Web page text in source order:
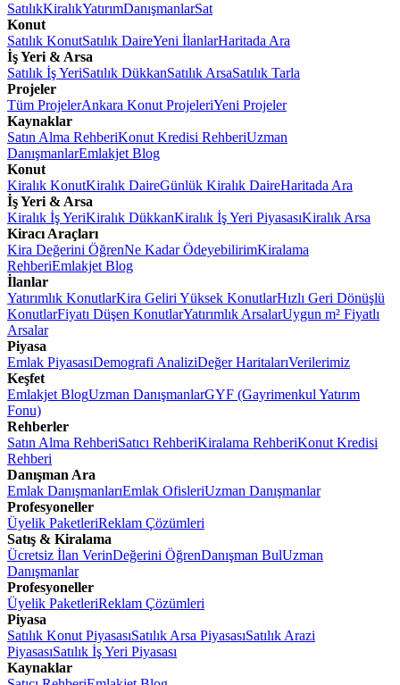
SatılıkKiralıkYatırımDanışmanlarSat
Konut
Satılık KonutSatılık DaireYeni İlanlarHaritada Ara
İş Yeri & Arsa
Satılık İş YeriSatılık DükkanSatılık ArsaSatılık Tarla
Projeler
Tüm ProjelerAnkara Konut ProjeleriYeni Projeler
Kaynaklar
Satın Alma RehberiKonut Kredisi RehberiUzman
DanışmanlarEmlakjet Blog
Konut
Kiralık KonutKiralık DaireGünlük Kiralık DaireHaritada Ara
İş Yeri & Arsa
Kiralık İş YeriKiralık DükkanKiralık İş Yeri PiyasasıKiralık Arsa
Kiracı Araçları
Kira Değerini ÖğrenNe Kadar ÖdeyebilirimKiralama
RehberiEmlakjet Blog
İlanlar
Yatırımlık KonutlarKira Geliri Yüksek KonutlarHızlı Geri Dönüşlü
KonutlarFiyatı Düşen KonutlarYatırımlık ArsalarUygun m² Fiyatlı
Arsalar
Piyasa
Emlak PiyasasıDemografi AnaliziDeğer HaritalarıVerilerimiz
Keşfet
Emlakjet BlogUzman DanışmanlarGYF (Gayrimenkul Yatırım
Fonu)
Rehberler
Satın Alma RehberiSatıcı RehberiKiralama RehberiKonut Kredisi
Rehberi
Danışman Ara
Emlak DanışmanlarıEmlak OfisleriUzman Danışmanlar
Profesyoneller
Üyelik PaketleriReklam Çözümleri
Satış & Kiralama
Ücretsiz İlan VerinDeğerini ÖğrenDanışman BulUzman
Danışmanlar
Profesyoneller
Üyelik PaketleriReklam Çözümleri
Piyasa
Satılık Konut PiyasasıSatılık Arsa PiyasasıSatılık Arazi
PiyasasıSatılık İş Yeri Piyasası
Kaynaklar